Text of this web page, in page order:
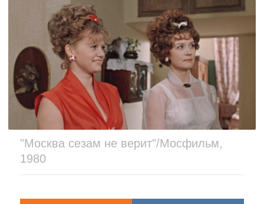
"Москва сезам не верит"/Мосфильм,
1980